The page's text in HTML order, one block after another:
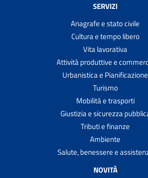
SERVIZI
Anagrafe e stato civile
Cultura e tempo libero
Vita lavorativa
Attività produttive e
Urbanistica e Pianificazione
Turismo
Mobilità e trasporti
Giustizia e sicurezza
Tributi e finanze
Ambiente
Salute, benessere e
NOVITÀ